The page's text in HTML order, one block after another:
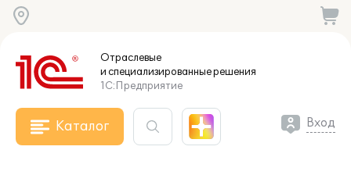
Отраслевые
и специализированныерешения
1С:Предприятие
Каталог Вход